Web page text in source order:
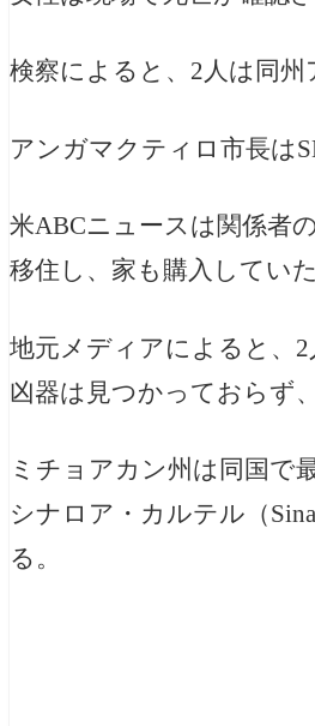
検察によると、2人は同州
アンガマクティロ市長は
米ABCニュースは関係者
移住し、家も購入してい
地元メディアによると、
凶器は見つかっておらず
ミチョアカン州は同国で
シナロア・カルテル （
る。